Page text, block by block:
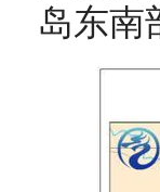
岛东南